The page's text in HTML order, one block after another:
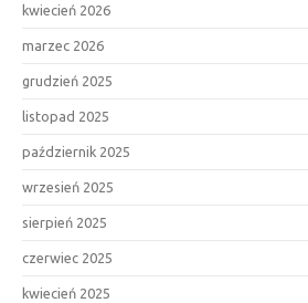
kwiecień 2026
marzec 2026
grudzień 2025
listopad 2025
październik 2025
wrzesień 2025
sierpień 2025
czerwiec 2025
kwiecień 2025